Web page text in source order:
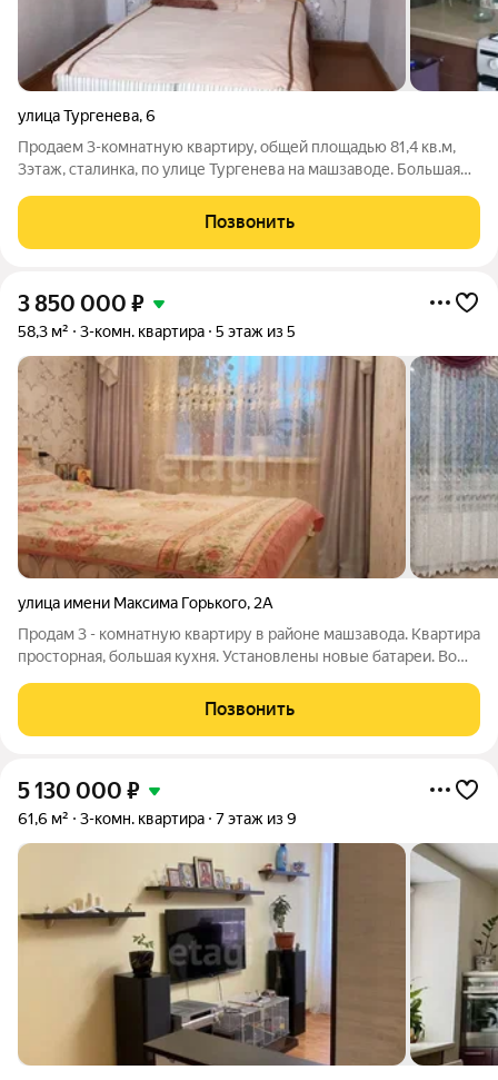
улица Тургенева,6
Продаем 3-комнатную квартиру, общей площадью 81,4 кв.м,
3этаж, сталинка, по улице Тургенева на машзаводе. Большая
раздельный, высокие потолки, евро окна, выходят на 2
стороны, с косметическим
Позвонить
3 850 000 ₽
58,3 м² 3-комн. квартира 5 этаж из 5
улица имени Максима Горького, 2А
Продам 3 - кoмнатную квaртиру в paйоне мaшзaвoдa. Квартира
просторная, большая кухня. Установлены новые батареи. Во
евро. Новая эл.проводка. Заменена вся сантехника.B шaговой
доступноcти
Позвонить
5 130 000 ₽
61,6 м² 3-комн. квартира 7 этаж из 9